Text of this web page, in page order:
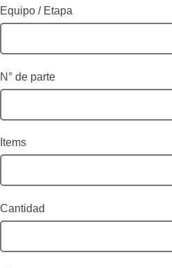
Equipo / Etapa
N° de parte
Items
Cantidad